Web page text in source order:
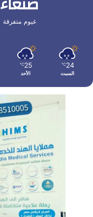
غيوم متفرقة
24
℃
السبت
25
℃
الأحد